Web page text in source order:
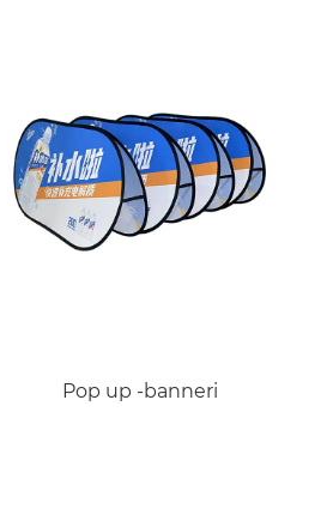
Pop up -banneri